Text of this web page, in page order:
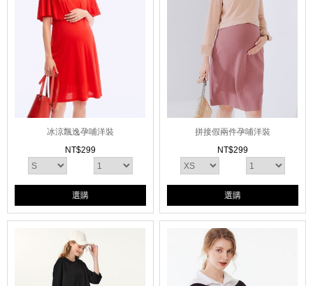
冰涼飄逸孕哺洋裝
NT$299
選購
拼接假兩件孕哺洋裝
NT$299
選購